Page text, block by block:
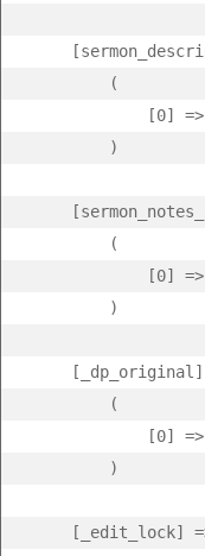
        (
[0]
        )
        (
[0]
        )
        (
[0]
        )
[_edit_lock]